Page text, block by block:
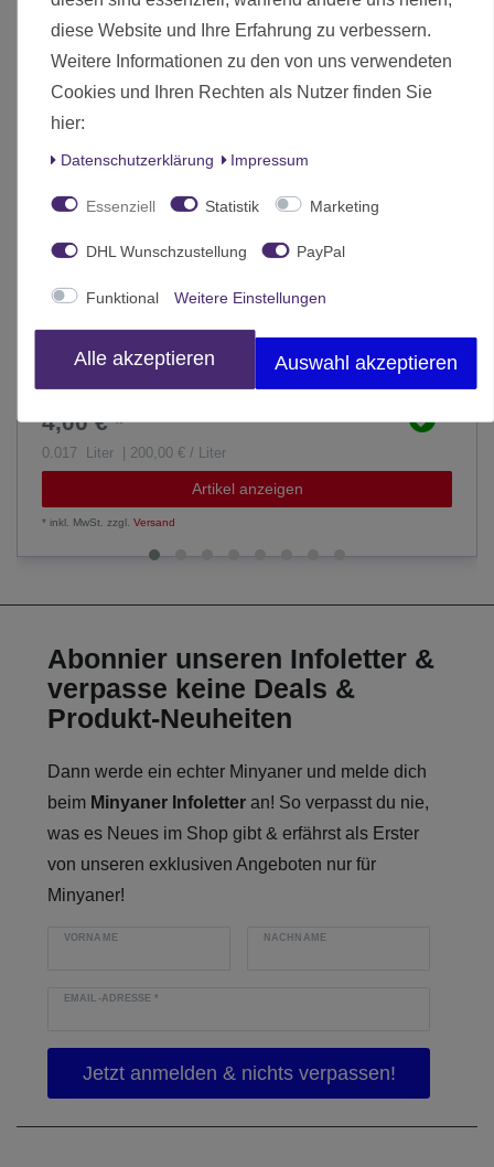
Vallejo Surface Primer 17ml 70.6xx - Einzeln wählbar
4,00 € *
0.017 Liter | 200,00 € / Liter
Artikel anzeigen
*inkl. MwSt. zzgl.Versand
Abonnier unseren Infoletter &
verpasse keine Deals &
Produkt-Neuheiten
Dann werde ein echter Minyaner und melde dich
beim Minyaner Infoletter an! So verpasst du nie,
was es Neues im Shop gibt & erfährst als Erster
von unseren exklusiven Angeboten nur für
Minyaner!
VORNAME NACHNAME
EMAIL-ADRESSE*
diese Website und Ihre Erfahrung zu verbessern.
Weitere Informationen zu den von uns verwendeten
Cookies und Ihren Rechten als Nutzer finden Sie
hier:
Daten­schutz­erklärung Impressum
Essenziell Statistik Marketing
DHL Wunschzustellung PayPal
Funktional Weitere Einstellungen
Alle akzeptieren Auswahl akzeptieren